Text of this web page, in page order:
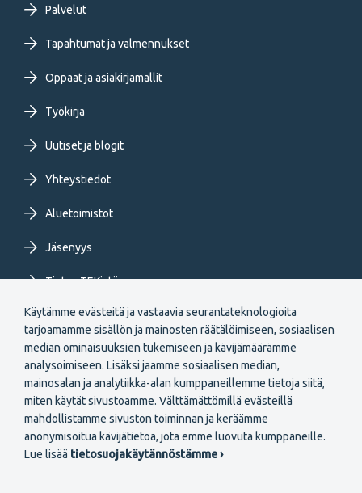
Käytämme evästeitä ja vastaavia seurantateknologioita
tarjoamamme sisällön ja mainosten räätälöimiseen, sosiaalisen
median ominaisuuksien tukemiseen ja kävijämäärämme
analysoimiseen. Lisäksi jaamme sosiaalisen median,
mainosalan ja analytiikka-alan kumppaneillemme tietoja siitä,
miten käytät sivustoamme. Välttämättömillä evästeillä
mahdollistamme sivuston toiminnan ja keräämme
anonymisoitua kävijätietoa, jota emme luovuta kumppaneille.
Lue lisää tietosuojakäytännöstämme ›
Footer
primary
menu
FI
Palvelut
Tapahtumat ja valmennukset
Oppaat ja asiakirjamallit
Työkirja
Uutiset ja blogit
Yhteystiedot
Aluetoimistot
Jäsenyys
Tietoa TEKistä
Extranet
Secondary
Liity jäseneksi